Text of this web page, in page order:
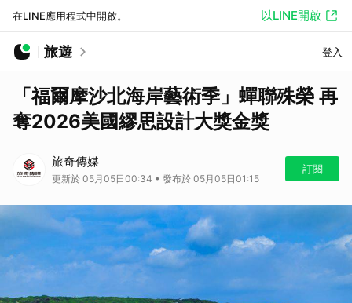
在LINE應用程式中開啟。 以LINE開啟
旅遊 登入
「福爾摩沙北海岸藝術季」蟬聯殊榮 再
奪2026美國繆思設計大獎金獎
旅奇傳媒
更新於 05月05日00:34 • 發布於 05月05日01:15
訂閱